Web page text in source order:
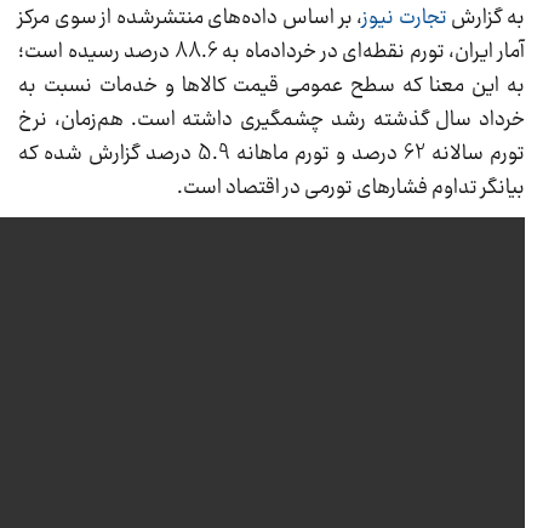
به گزارشتجارت نیوز، بر اساس داده‌های منتشرشده از سوی مرکز
آمار ایران، تورم نقطه‌ای در خردادماه به 88.6 درصد رسیده است؛
به این معنا که سطح عمومی قیمت کالاها و خدمات نسبت به
خرداد سال گذشته رشد چشمگیری داشته است. هم‌زمان، نرخ
تورم سالانه 62 درصد و تورم ماهانه 5.9 درصد گزارش شده که
بیانگر تداوم فشارهای تورمی در اقتصاد است.